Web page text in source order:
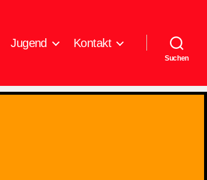
Jugend Kontakt
Suchen